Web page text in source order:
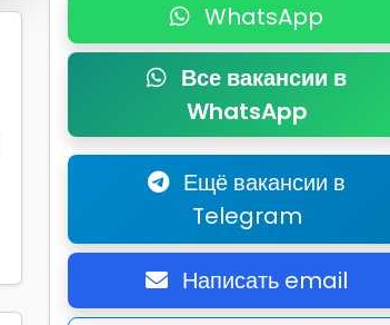
WhatsApp
Все вакансии в
WhatsApp
Ещё вакансии в
Telegram
Написать email